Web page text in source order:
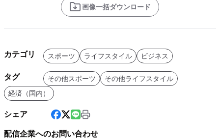
画像一括ダウンロード
カテゴリ スポーツ ライフスタイル ビジネス
タグ その他スポーツ
その他ライフスタイル
経済（国内）
シェア
配信企業へのお問い合わせ